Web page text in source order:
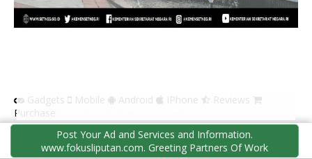
Gadgets Mobile Android IPhone
Reviews
Purchase
FORMULIR KONTAK
Post Your Ad and Services and Information.
www.fokusliputan.com. Greeting Partners Of Work